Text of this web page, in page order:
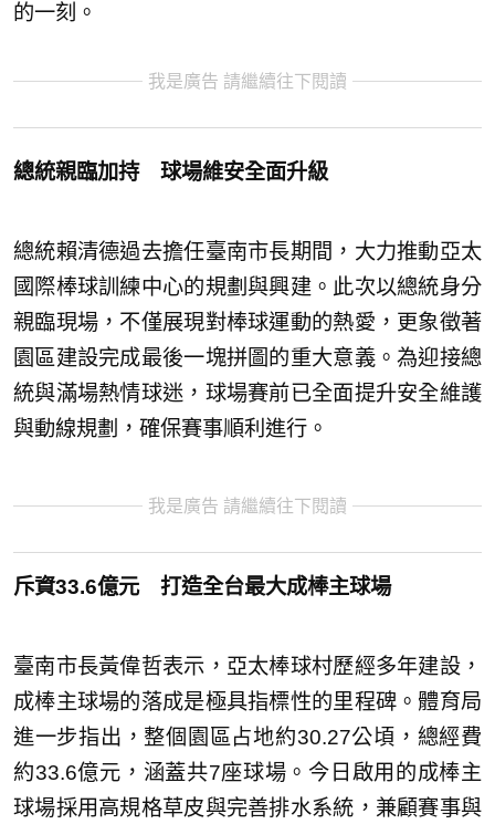
的一刻。
我是廣告 請繼續往下閱讀
總統親臨加持 球場維安全面升級
總統賴清德過去擔任臺南市長期間，大力推動亞太
國際棒球訓練中心的規劃與興建。此次以總統身分
親臨現場，不僅展現對棒球運動的熱愛，更象徵著
園區建設完成最後一塊拼圖的重大意義。為迎接總
統與滿場熱情球迷，球場賽前已全面提升安全維護
與動線規劃，確保賽事順利進行。
我是廣告 請繼續往下閱讀
斥資33.6億元 打造全台最大成棒主球場
臺南市長黃偉哲表示，亞太棒球村歷經多年建設，
成棒主球場的落成是極具指標性的里程碑。體育局
進一步指出，整個園區占地約30.27公頃，總經費
約33.6億元，涵蓋共7座球場。今日啟用的成棒主
球場採用高規格草皮與完善排水系統，兼顧賽事與